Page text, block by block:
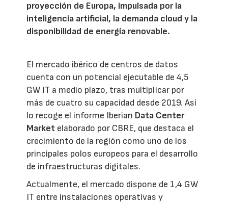
proyección de Europa, impulsada por la
inteligencia artificial, la demanda cloud y la
disponibilidad de energía renovable.
El mercado ibérico de centros de datos
cuenta con un potencial ejecutable de 4,5
GW IT a medio plazo, tras multiplicar por
más de cuatro su capacidad desde 2019. Así
lo recoge el informe Iberian Data Center
Market elaborado por CBRE, que destaca el
crecimiento de la región como uno de los
principales polos europeos para el desarrollo
de infraestructuras digitales.
Actualmente, el mercado dispone de 1,4 GW
IT entre instalaciones operativas y